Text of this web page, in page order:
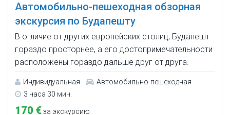
Автомобильно-пешеходная обзорная
экскурсия по Будапешту
В отличие от других европейских столиц, Будапешт
гораздо просторнее, а его достопримечательности
расположены гораздо дальше друг от друга.
Индивидуальная
Автомобильно-пешеходная
3 часа 30 мин.
170 €за экскурсию